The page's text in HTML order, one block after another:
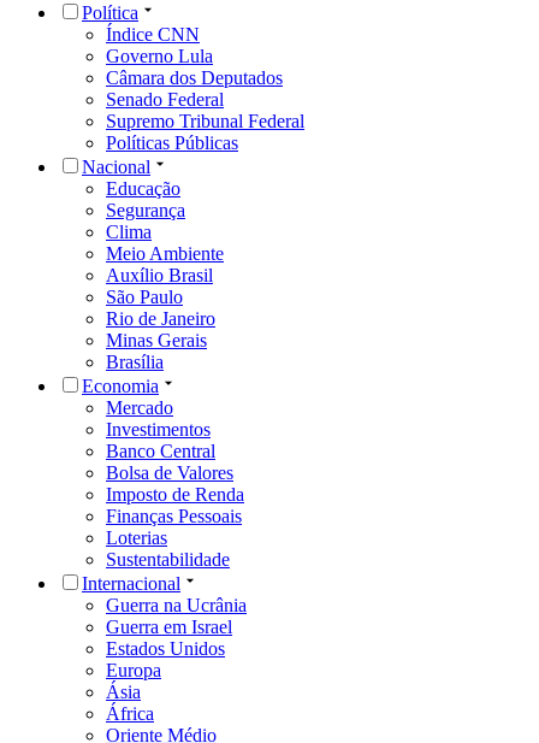
Política
Índice CNN
Governo Lula
Câmara dos Deputados
Senado Federal
Supremo Tribunal Federal
Políticas Públicas
Nacional
Educação
Segurança
Clima
Meio Ambiente
Auxílio Brasil
São Paulo
Rio de Janeiro
Minas Gerais
Brasília
Economia
Mercado
Investimentos
Banco Central
Bolsa de Valores
Imposto de Renda
Finanças Pessoais
Loterias
Sustentabilidade
Internacional
Guerra na Ucrânia
Guerra em Israel
Estados Unidos
Europa
Ásia
África
Oriente Médio